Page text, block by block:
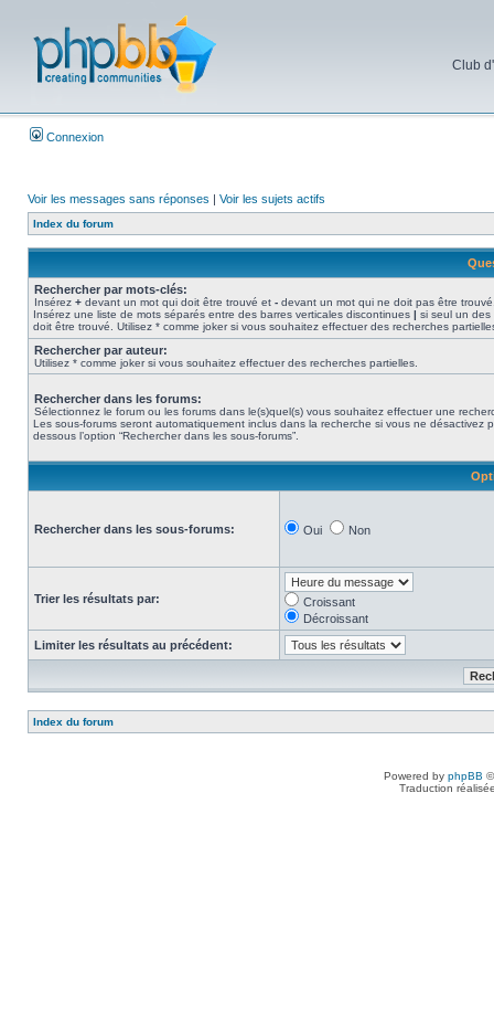
Club
Connexion
Voir les messages sans réponses | Voir les sujets actifs
Index du forum
Rechercher par mots-clés:
Insérez + devant un mot qui doit être trouvé et - devant un mot qui ne doit pas être
Insérez une liste de mots séparés entre des barres verticales discontinues | si seul un des
doit être trouvé. Utilisez * comme joker si vous souhaitez effectuer des recherches
Rechercher par auteur:
Utilisez * comme joker si vous souhaitez effectuer des recherches partielles.
Rechercher dans les forums:
Sélectionnez le forum ou les forums dans le(s)quel(s) vous souhaitez effectuer une
Les sous-forums seront automatiquement inclus dans la recherche si vous ne désactivez
dessous l’option “Rechercher dans les sous-forums”.
Rechercher dans les sous-forums: Oui Non
Trier les résultats par:
Croissant
Décroissant
Limiter les résultats au précédent:
Index du forum
Powered by phpBB
Traduction